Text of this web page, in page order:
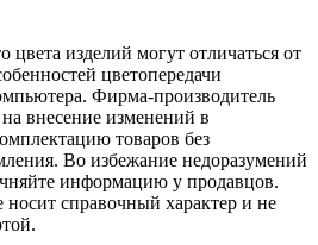
изделий могут отличаться от
цветопередачи
Фирма-производитель
на внесение изменений в
товаров без
Во избежание недоразумений
информацию у продавцов.
справочный характер и не